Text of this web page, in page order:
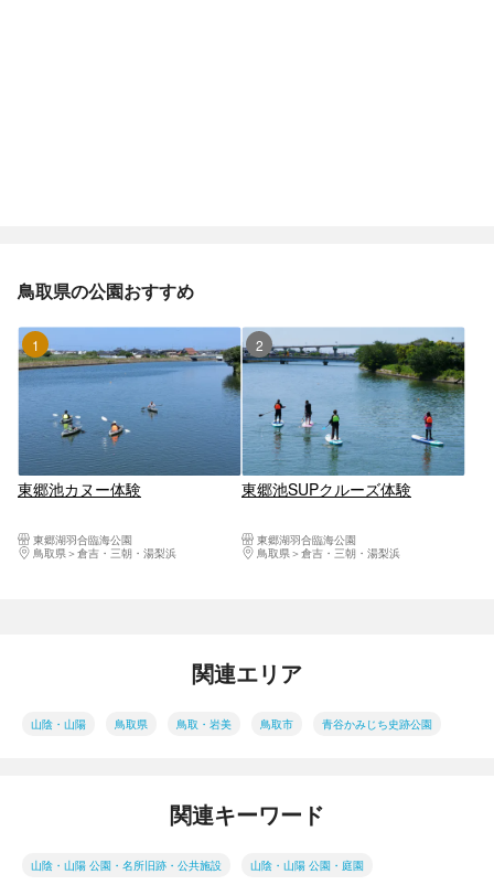
鳥取県の公園おすすめ
1位
東郷池カヌー体験
東郷湖羽合臨海公園
鳥取県
倉吉・三朝・湯梨浜
2位
東郷池SUPクルーズ体験
東郷湖羽合臨海公園
鳥取県
倉吉・三朝・湯梨浜
関連エリア
山陰・山陽 鳥取県 鳥取・岩美 鳥取市 青谷かみじち史跡公園
関連キーワード
山陰・山陽 公園・名所旧跡・公共施設 山陰・山陽 公園・庭園